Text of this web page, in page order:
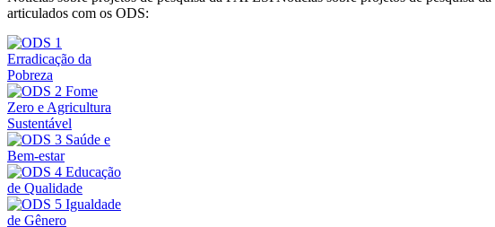
articulados com os ODS: